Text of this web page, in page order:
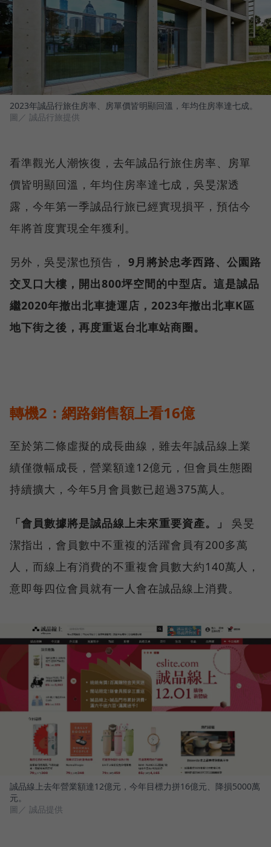
2023年誠品行旅住房率、房單價皆明顯回溫，年均住房率達七成。
圖／ 誠品行旅提供
看準觀光人潮恢復，去年誠品行旅住房率、房單
價皆明顯回溫，年均住房率達七成，吳旻潔透
露，今年第一季誠品行旅已經實現損平，預估今
年將首度實現全年獲利。
另外，吳旻潔也預告， 9月將於忠孝西路、公園路
交叉口大樓，開出800坪空間的中型店。這是誠品
繼2020年撤出北車捷運店，2023年撤出北車K區
地下街之後，再度重返台北車站商圈。
轉機2：網路銷售額上看16億
至於第二條虛擬的成長曲線，雖去年誠品線上業
績僅微幅成長，營業額達12億元，但會員生態圈
持續擴大，今年5月會員數已超過375萬人。
「會員數據將是誠品線上未來重要資產。」
吳旻
潔指出，會員數中不重複的活躍會員有200多萬
人，而線上有消費的不重複會員數大約140萬人，
意即每四位會員就有一人會在誠品線上消費。
誠品線上去年營業額達12億元，今年目標力拼16億元、降損5000萬
元。
圖／ 誠品提供